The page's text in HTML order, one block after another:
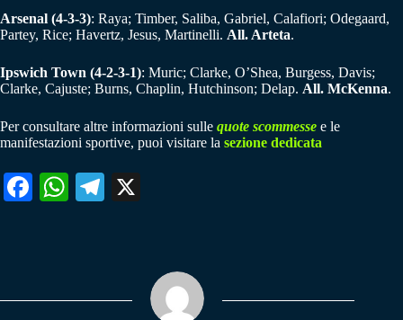
Arsenal (4-3-3): Raya; Timber, Saliba, Gabriel, Calafiori; Odegaard,
Partey, Rice; Havertz, Jesus, Martinelli. All. Arteta.
Ipswich Town (4-2-3-1): Muric; Clarke, O’Shea, Burgess, Davis;
Clarke, Cajuste; Burns, Chaplin, Hutchinson; Delap. All. McKenna.
Per consultare altre informazioni sulle quote scommesse e le
manifestazioni sportive, puoi visitare la sezione dedicata
Fa W
pp
Te
m